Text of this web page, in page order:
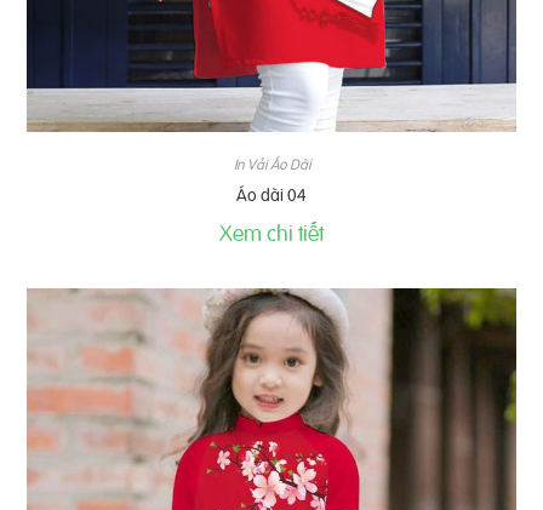
In Vải Áo Dài
Áo dài 04
Xem chi tiết